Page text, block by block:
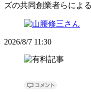
ズの共同創業者らによ
2026/8/7 11:30